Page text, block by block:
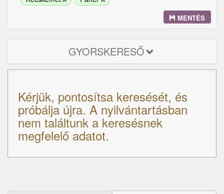
MENTÉS
GYORSKERESŐ
Kérjük, pontosítsa keresését, és
próbálja újra. A nyilvántartásban
nem találtunk a keresésnek
megfelelő adatot.